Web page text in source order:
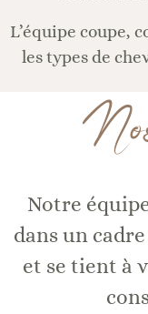
L’équipe coupe,
les types de
Notre
dans un
et se tient à